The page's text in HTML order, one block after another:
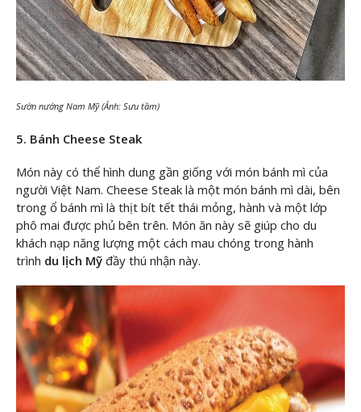
Sườn nướng Nam Mỹ (Ảnh: Sưu tầm)
5. Bánh Cheese Steak
Món này có thể hình dung gần giống với món bánh mì của
người Việt Nam. Cheese Steak là một món bánh mì dài, bên
trong ổ bánh mì là thịt bít tết thái mỏng, hành và một lớp
phô mai được phủ bên trên. Món ăn này sẽ giúp cho du
khách nạp năng lượng một cách mau chóng trong hành
trình du lịch Mỹ đầy thú nhận này.